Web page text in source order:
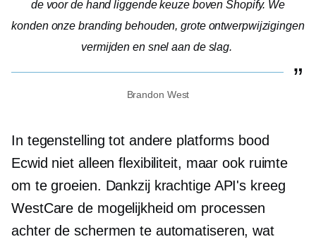
de voor de hand liggende keuze boven Shopify. We
konden onze branding behouden, grote ontwerpwijzigingen
vermijden en snel aan de slag.
Brandon West
In tegenstelling tot andere platforms bood
Ecwid niet alleen flexibiliteit, maar ook ruimte
om te groeien. Dankzij krachtige API's kreeg
WestCare de mogelijkheid om processen
achter de schermen te automatiseren, wat